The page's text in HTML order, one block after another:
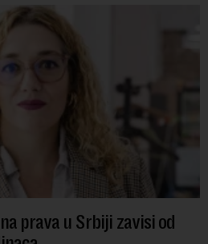
prava u Srbiji zavisi od